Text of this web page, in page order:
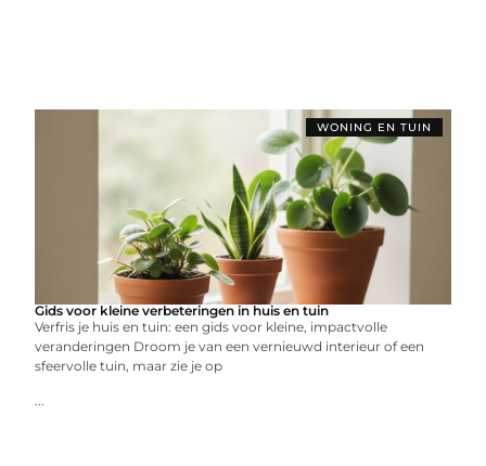
WONING EN TUIN
Gids voor kleine verbeteringen in huis en tuin
Verfris je huis en tuin: een gids voor kleine, impactvolle
veranderingen Droom je van een vernieuwd interieur of een
sfeervolle tuin, maar zie je op
...